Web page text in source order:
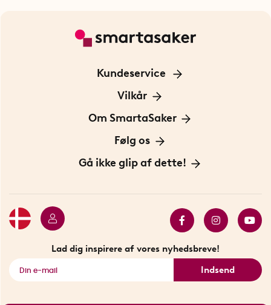
Kundeservice
Kontakt os
Vilkår
Information om cookies
Privatlivspolitik
Om SmartaSaker
Om os
Vores historie
Følg os
Opfindere
Gå ikke glip af dette!
Lad dig inspirere af vores nyhedsbreve!
Indsend